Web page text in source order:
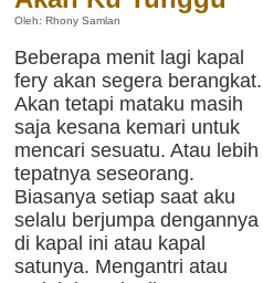
Oleh: Rhony Samlan
Beberapa menit lagi kapal
fery akan segera berangkat.
Akan tetapi mataku masih
saja kesana kemari untuk
mencari sesuatu. Atau lebih
tepatnya seseorang.
Biasanya setiap saat aku
selalu berjumpa dengannya
di kapal ini atau kapal
satunya. Mengantri atau